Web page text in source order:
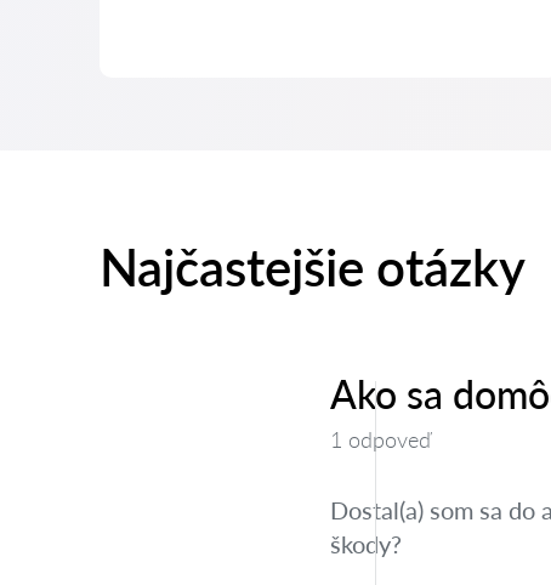
Najčastejšie otázky
Ako sa
1 odpoveď
Dostal(a) som sa do
škody?